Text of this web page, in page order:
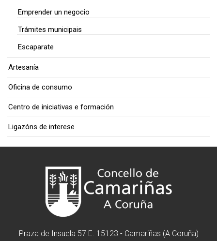
Emprender un negocio
Trámites municipais
Escaparate
Artesanía
Oficina de consumo
Centro de iniciativas e formación
Ligazóns de interese
Praza de Insuela 57 E. 15123 - Camariñas (A Coruña)